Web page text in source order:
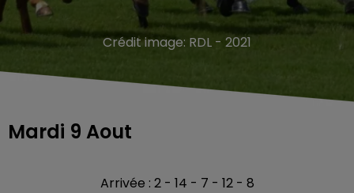
Crédit image: RDL - 2021
Mardi 9 Aout
Arrivée : 2 - 14 - 7 - 12 - 8